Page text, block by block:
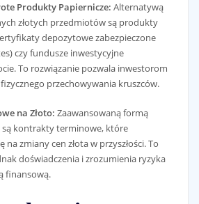
Produkty Papiernicze: Alternatywą
złotych przedmiotów są produkty
depozytowe zabezpieczone
czy fundusze inwestycyjne
To rozwiązanie pozwala inwestorom
przechowywania kruszców.
na Złoto: Zaawansowaną formą
są kontrakty terminowe, które
zmiany cen złota w przyszłości. To
doświadczenia i zrozumienia ryzyka
finansową.